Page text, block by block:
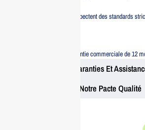
Tous nos produits respectent des standards
Bénéficiez d’une garantie commerciale de 12
Garanties Et
Notre Pacte Qualité